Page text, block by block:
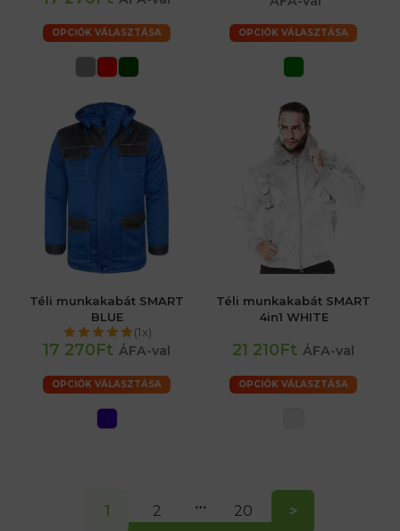
OPCIÓK VÁLASZTÁSA OPCIÓK VÁLASZTÁSA
Téli munkakabát SMART
BLUE
(1x)
17 270Ft ÁFA-val
OPCIÓK VÁLASZTÁSA
Téli munkakabát SMART
4in1 WHITE
21 210Ft ÁFA-val
OPCIÓK VÁLASZTÁSA
1 2 … 20 >